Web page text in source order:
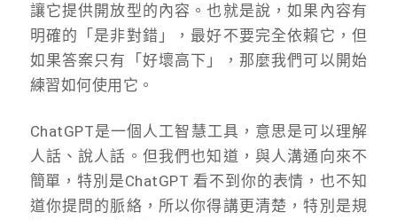
讓它提供開放型的內容。也就是說，如果內容有
明確的「是非對錯」，最好不要完全依賴它，但
如果答案只有「好壞高下」，那麼我們可以開始
練習如何使用它。
ChatGPT是一個人工智慧工具，意思是可以理解
人話、說人話。但我們也知道，與人溝通向來不
簡單，特別是ChatGPT 看不到你的表情，也不知
道你提問的脈絡，所以你得講更清楚，特別是規